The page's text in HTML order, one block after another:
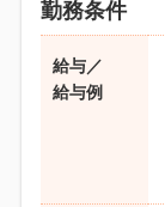
勤務条件
給与／
給与例